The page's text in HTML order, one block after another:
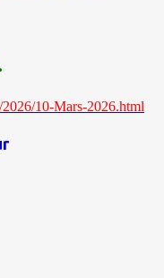
10-Mars-2026.html